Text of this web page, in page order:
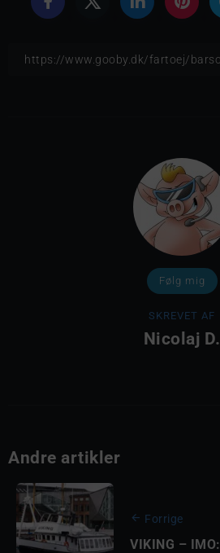
Følg mig
SKREVET AF
Nicolaj D.
Andre artikler
Forrige
VIKING – IMO: